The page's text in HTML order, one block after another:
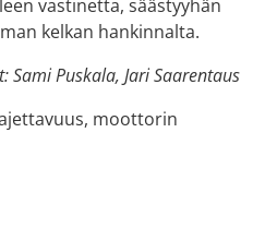
vastinetta, säästyyhän
kelkan hankinnalta.
Sami Puskala, Jari Saarentaus
moottorin